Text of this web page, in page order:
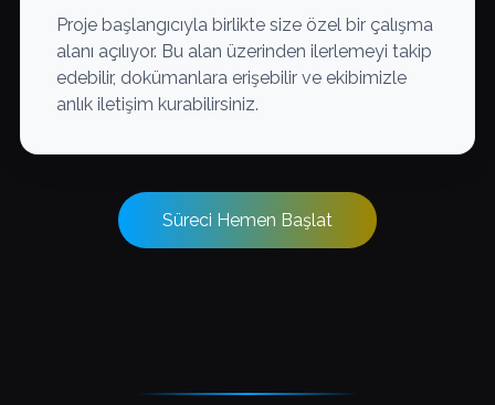
Proje başlangıcıyla birlikte size özel bir çalışma
alanı açılıyor. Bu alan üzerinden ilerlemeyi takip
edebilir, dokümanlara erişebilir ve ekibimizle
anlık iletişim kurabilirsiniz.
Süreci Hemen Başlat